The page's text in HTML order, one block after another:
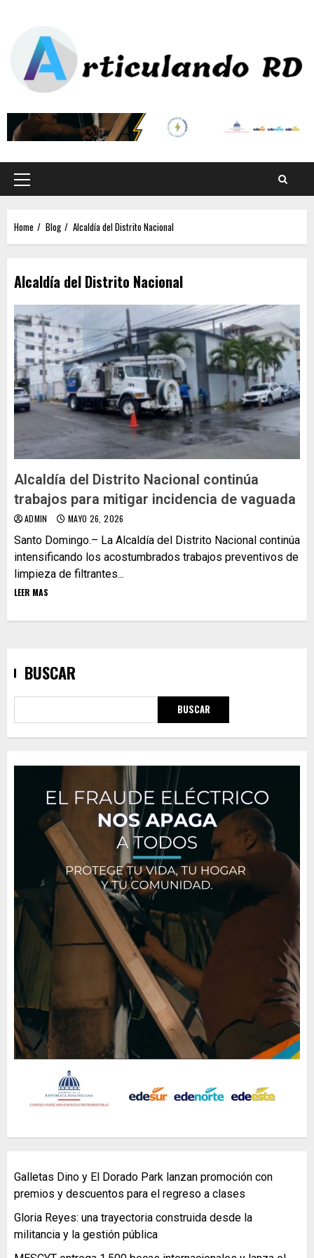
Home Blog Alcaldía del Distrito Nacional
Alcaldía del Distrito Nacional
Alcaldía del Distrito Nacional continúa
trabajos para mitigar incidencia de vaguada
ADMIN MAYO 26, 2026
Santo Domingo.– La Alcaldía del Distrito Nacional continúa
intensificando los acostumbrados trabajos preventivos de
limpieza de filtrantes...
LEER MAS
BUSCAR
BUSCAR
Galletas Dino y El Dorado Park lanzan promoción con
premios y descuentos para el regreso a clases
Gloria Reyes: una trayectoria construida desde la
militancia y la gestión pública